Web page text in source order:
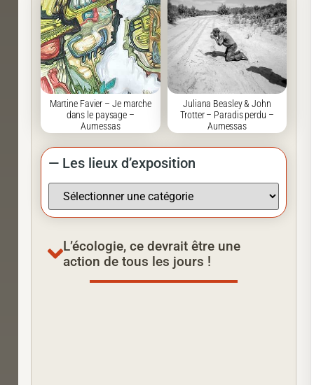
Martine Favier – Je marche
dans le paysage –
Aumessas
Juliana Beasley & John
Trotter – Paradis perdu –
Aumessas
— Les lieux d’exposition
L’écologie, ce devrait être une
action de tous les jours !